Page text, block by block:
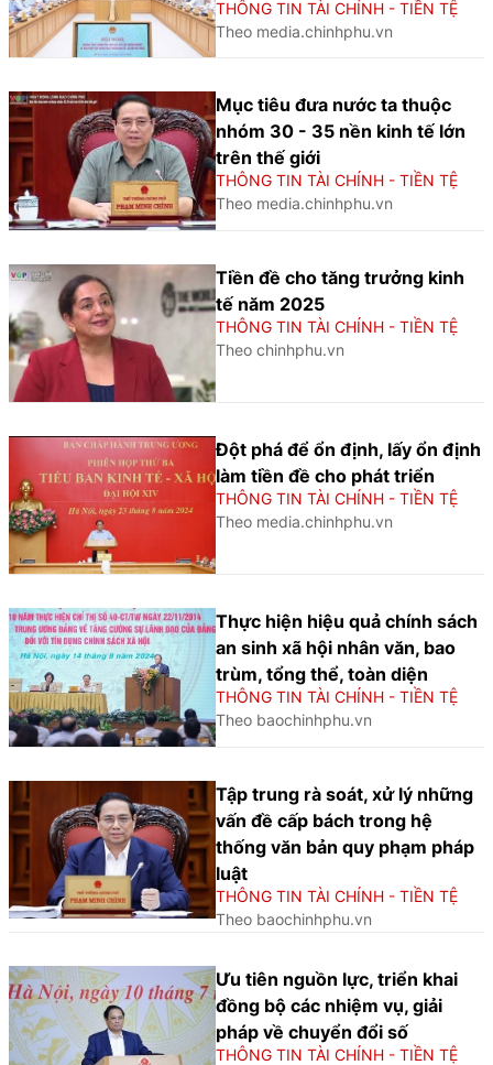
THÔNG TIN TÀI CHÍNH - TIỀN TỆ
Theo media.chinhphu.vn
Mục tiêu đưa nước ta thuộc
nhóm 30 - 35 nền kinh tế lớn
trên thế giới
THÔNG TIN TÀI CHÍNH - TIỀN TỆ
Theo media.chinhphu.vn
Tiền đề cho tăng trưởng kinh
tế năm 2025
THÔNG TIN TÀI CHÍNH - TIỀN TỆ
Theo chinhphu.vn
Đột phá để ổn định, lấy ổn định
làm tiền đề cho phát triển
THÔNG TIN TÀI CHÍNH - TIỀN TỆ
Theo media.chinhphu.vn
Thực hiện hiệu quả chính sách
an sinh xã hội nhân văn, bao
trùm, tổng thể, toàn diện
THÔNG TIN TÀI CHÍNH - TIỀN TỆ
Theo baochinhphu.vn
Tập trung rà soát, xử lý những
vấn đề cấp bách trong hệ
thống văn bản quy phạm pháp
luật
THÔNG TIN TÀI CHÍNH - TIỀN TỆ
Theo baochinhphu.vn
Ưu tiên nguồn lực, triển khai
đồng bộ các nhiệm vụ, giải
pháp về chuyển đổi số
THÔNG TIN TÀI CHÍNH - TIỀN TỆ